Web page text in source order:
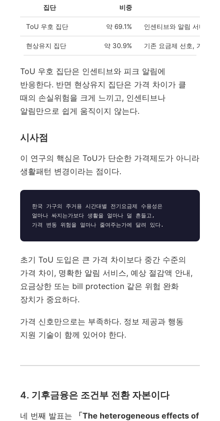
집단 비중
ToU 우호 집단 약 69.1% 인센티브와 알림 서비스
현상유지 집단 약 30.9% 기존 요금제 선호, 가격
ToU 우호 집단은 인센티브와 피크 알림에
반응한다. 반면 현상유지 집단은 가격 차이가 클
때의 손실위험을 크게 느끼고, 인센티브나
알림만으로 쉽게 움직이지 않는다.
시사점
이 연구의 핵심은 ToU가 단순한 가격제도가 아니라
생활패턴 변경이라는 점이다.
한국 가구의 주거용 시간대별 전기요금제 수용성은
얼마나 싸지는가보다 생활을 얼마나 덜 흔들고,
초기 ToU 도입은 큰 가격 차이보다 중간 수준의
가격 차이, 명확한 알림 서비스, 예상 절감액 안내,
요금상한 또는 bill protection 같은 위험 완화
장치가 중요하다.
가격 신호만으로는 부족하다. 정보 제공과 행동
지원 기술이 함께 있어야 한다.
4. 기후금융은 조건부 전환 자본이다
네 번째 발표는
「The heterogeneous effects of